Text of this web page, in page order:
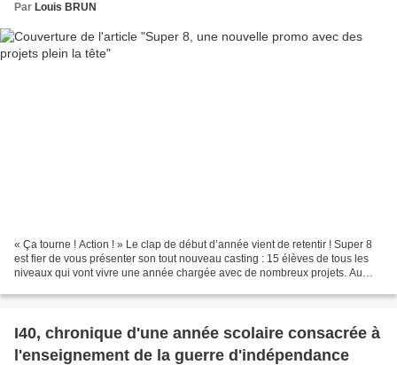
Par Louis BRUN
« Ça tourne ! Action ! » Le clap de début d’année vient de retentir ! Super 8
est fier de vous présenter son tout nouveau casting : 15 élèves de tous les
niveaux qui vont vivre une année chargée avec de nombreux projets. Au
I40, chronique d'une année scolaire consacrée à
l'enseignement de la guerre d'indépendance